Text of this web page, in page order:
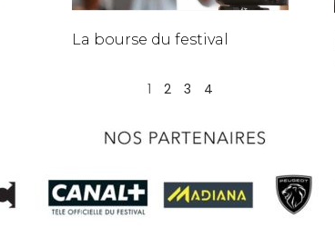
La bourse du festival
1 2 3 4